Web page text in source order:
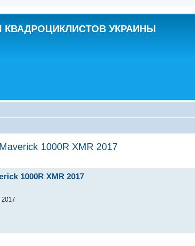
КВАДРОЦИКЛИСТОВ УКРАИНЫ
1000R XMR 2017
1000R XMR 2017